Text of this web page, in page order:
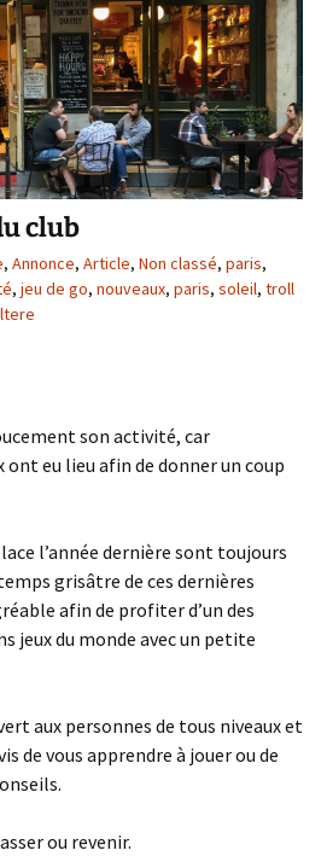
club
, Annonce, Article, Non classé, paris,
, jeu de go, nouveaux, paris, soleil, troll
son activité, car
eu lieu afin de donner un coup
l’année dernière sont toujours
grisâtre de ces dernières
afin de profiter d’un des
jeux du monde avec un petite
aux personnes de tous niveaux et
de vous apprendre à jouer ou de
ou revenir.